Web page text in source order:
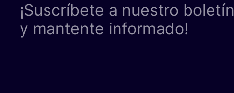
¡Suscríbete a nuestro boletín
y mantente informado!